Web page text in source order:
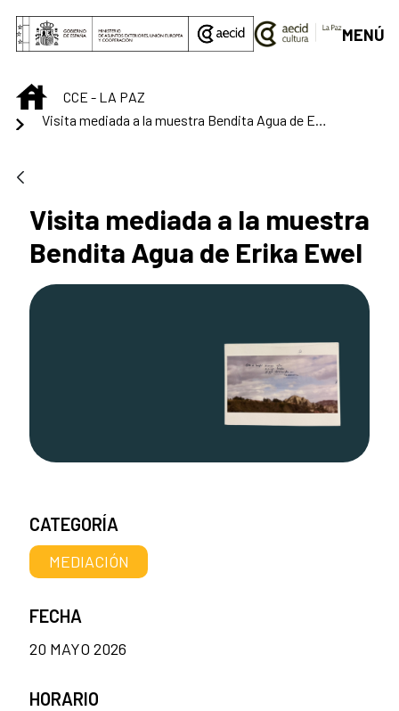
Skip to Main Content
MENÚ
INICIOCCE - LA PAZ
Visita mediada a la muestra Bendita Agua de Erika Ewel
Visita mediada a la muestra
Bendita Agua de Erika Ewel
CATEGORÍA
MEDIACIÓN
FECHA
20 MAYO 2026
HORARIO